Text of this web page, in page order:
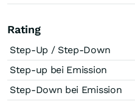
Rating
Step-Up / Step-Down
Step-up bei Emission
Step-Down bei Emission